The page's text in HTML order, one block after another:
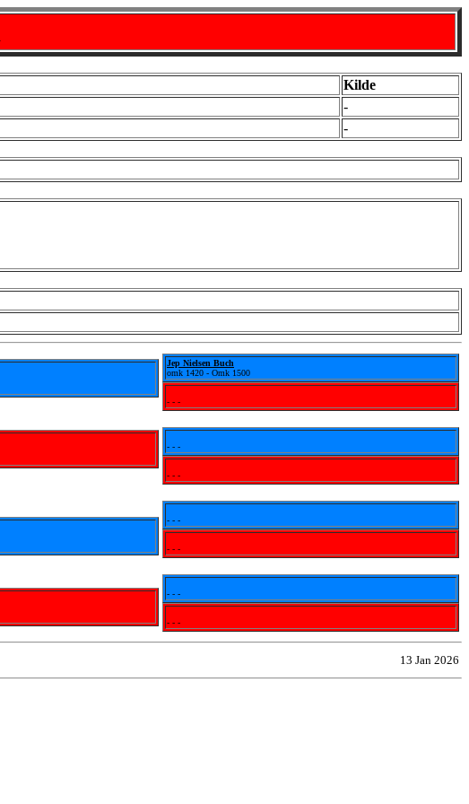
Kilde
-
-
Jep Nielsen Buch
omk 1420 - Omk 1500
- - -
- - -
- - -
- - -
- - -
- - -
- - -
13 Jan 2026